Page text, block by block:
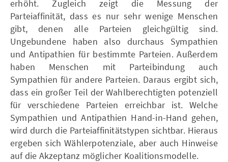
erhöht. Zugleich zeigt die Messung der
Parteiaffinität, dass es nur sehr wenige Menschen
gibt, denen alle Parteien gleichgültig sind.
Ungebundene haben also durchaus Sympathien
und Antipathien für bestimmte Parteien. Außerdem
haben Menschen mit Parteibindung auch
Sympathien für andere Parteien. Daraus ergibt sich,
dass ein großer Teil der Wahlberechtigten potenziell
für verschiedene Parteien erreichbar ist. Welche
Sympathien und Antipathien Hand-in-Hand gehen,
wird durch die Parteiaffinitätstypen sichtbar. Hieraus
ergeben sich Wählerpotenziale, aber auch Hinweise
auf die Akzeptanz möglicher Koalitionsmodelle.